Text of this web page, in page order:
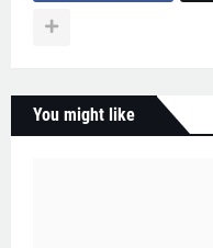
You might like